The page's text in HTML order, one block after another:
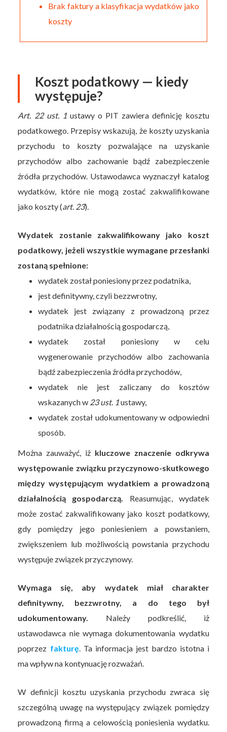
Brak faktury a klasyfikacja wydatków jako
koszty
Koszt podatkowy — kiedy
występuje?
Art. 22 ust. 1ustawy o PIT zawiera definicję kosztu
podatkowego. Przepisy wskazują, że koszty uzyskania
przychodu to koszty pozwalające na uzyskanie
przychodów albo zachowanie bądź zabezpieczenie
źródła przychodów. Ustawodawca wyznaczył katalog
wydatków, które nie mogą zostać zakwalifikowane
jako koszty (art. 23).
Wydatek zostanie zakwalifikowany jako koszt
podatkowy, jeżeli wszystkie wymagane przesłanki
zostaną spełnione:
wydatek został poniesiony przez podatnika,
jest definitywny, czyli bezzwrotny,
wydatek jest związany z prowadzoną przez
podatnika działalnością gospodarczą,
wydatek został poniesiony w celu
wygenerowanie przychodów albo zachowania
bądź zabezpieczenia źródła przychodów,
wydatek nie jest zaliczany do kosztów
wskazanych w 23 ust. 1ustawy,
wydatek został udokumentowany w odpowiedni
sposób.
Można zauważyć, iż kluczowe znaczenie odkrywa
występowanie związku przyczynowo-skutkowego
między występującym wydatkiem a prowadzoną
działalnością gospodarczą.
Reasumując, wydatek
może zostać zakwalifikowany jako koszt podatkowy,
gdy pomiędzy jego poniesieniem a powstaniem,
zwiększeniem lub możliwością powstania przychodu
występuje związek przyczynowy.
Wymaga się, aby wydatek miał charakter
definitywny, bezzwrotny, a do tego był
udokumentowany.
Należy podkreślić, iż
ustawodawca nie wymaga dokumentowania wydatku
poprzez fakturę . Ta informacja jest bardzo istotna i
ma wpływ na kontynuację rozważań.
W definicji kosztu uzyskania przychodu zwraca się
szczególną uwagę na występujący związek pomiędzy
prowadzoną firmą a celowością poniesienia wydatku.